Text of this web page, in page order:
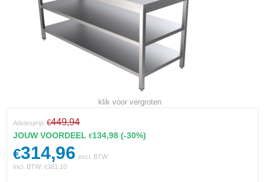
klik voor vergroten
Adviesprijs €449,94
JOUW VOORDEEL€134,98 (-30%)
€314,96 excl. BTW
Incl. BTW:€381,10